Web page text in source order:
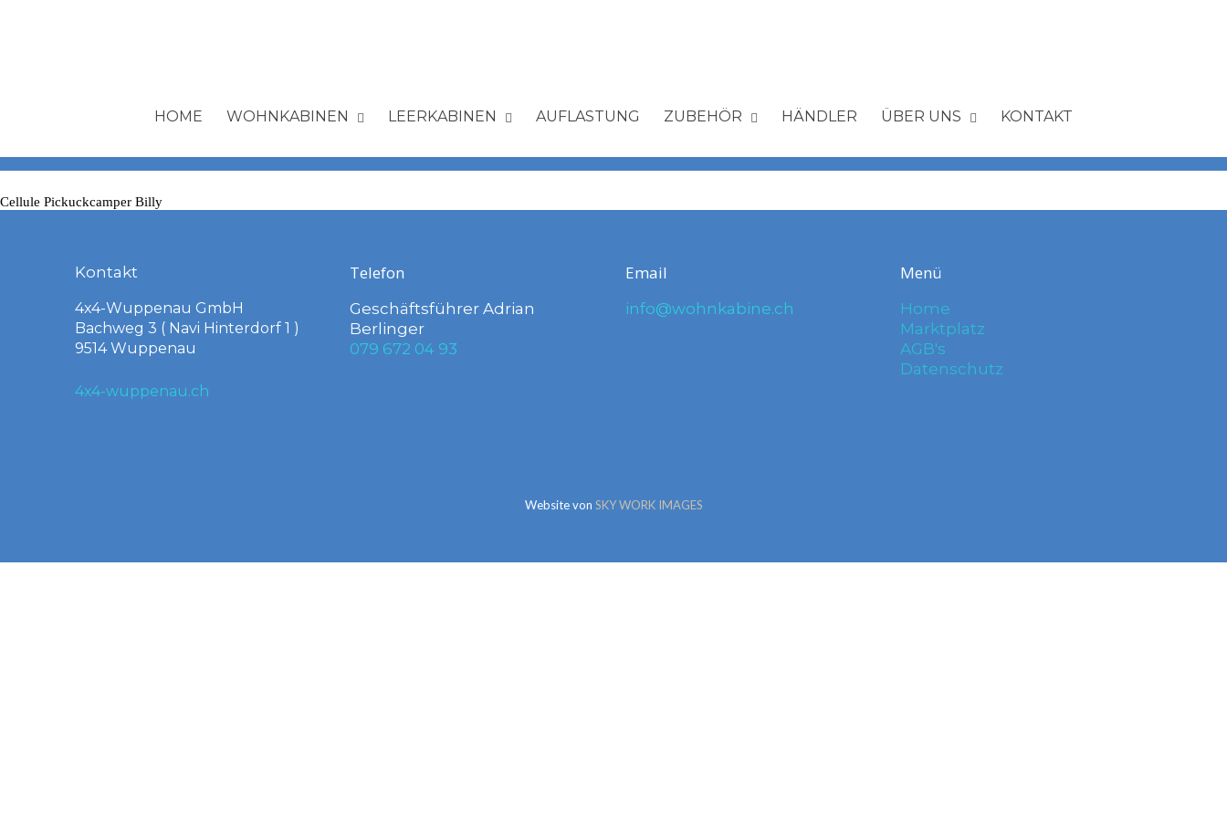
HOME WOHNKABINEN LEERKABINEN AUFLASTUNG ZUBEHÖR HÄNDLER ÜBER UNS KONTAKT
Cellule Pickuckcamper Billy
Kontakt
4x4-Wuppenau GmbH
Bachweg 3 ( Navi Hinterdorf 1 )
9514 Wuppenau
4x4-wuppenau.ch
Telefon
Geschäftsführer Adrian
Berlinger
079 672 04 93
Email
info@wohnkabine.ch
Menü
Home
Marktplatz
AGB's
Datenschutz
Website von SKY WORK IMAGES